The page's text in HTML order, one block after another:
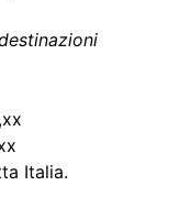
Italia.